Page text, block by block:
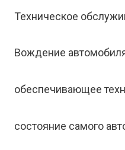
Техническое
Вождение
обеспечивающее
состояние самого